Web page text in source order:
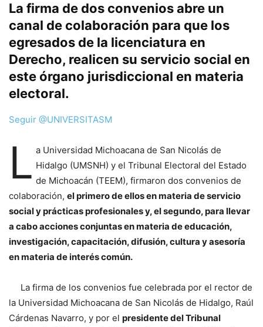
La firma de dos convenios abre un
canal de colaboración para que los
egresados de la licenciatura en
Derecho, realicen su servicio social en
este órgano jurisdiccional en materia
electoral.
Seguir @UNIVERSITASM
L a Universidad Michoacana de San Nicolás de
Hidalgo (UMSNH) y el Tribunal Electoral del Estado
de Michoacán (TEEM), firmaron dos convenios de
colaboración, el primero de ellos en materia de servicio
social y prácticas profesionales y, el segundo, para llevar
a cabo acciones conjuntas en materia de educación,
investigación, capacitación, difusión, cultura y asesoría
en materia de interés común.
La firma de los convenios fue celebrada por el rector de
la Universidad Michoacana de San Nicolás de Hidalgo, Raúl
Cárdenas Navarro, y por el presidente del Tribunal